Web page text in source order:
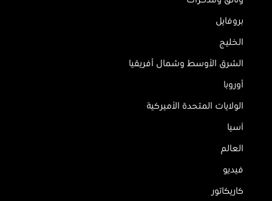
بروفايل
الخليج
الشرق الأوسط وشمال أفريقيا
أوروبا
الولايات المتحدة الأميركية
آسيا
العالم
فيديو
كاريكاتور